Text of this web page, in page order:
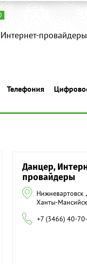
Интернет-провайдеры
Телефония
Данцер,
провайдеры
Нижневартовск
Ханты-
+7 (3466) 40-